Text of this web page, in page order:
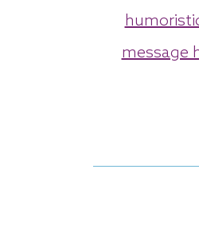
message